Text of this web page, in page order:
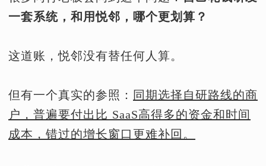
一套系统，和用悦邻，哪个更划算？
这道账，悦邻没有替任何人算。
但有一个真实的参照： 同期选择自研路线的商
户，普遍要付出比 SaaS高得多的资金和时间
成本，错过的增长窗口更难补回。